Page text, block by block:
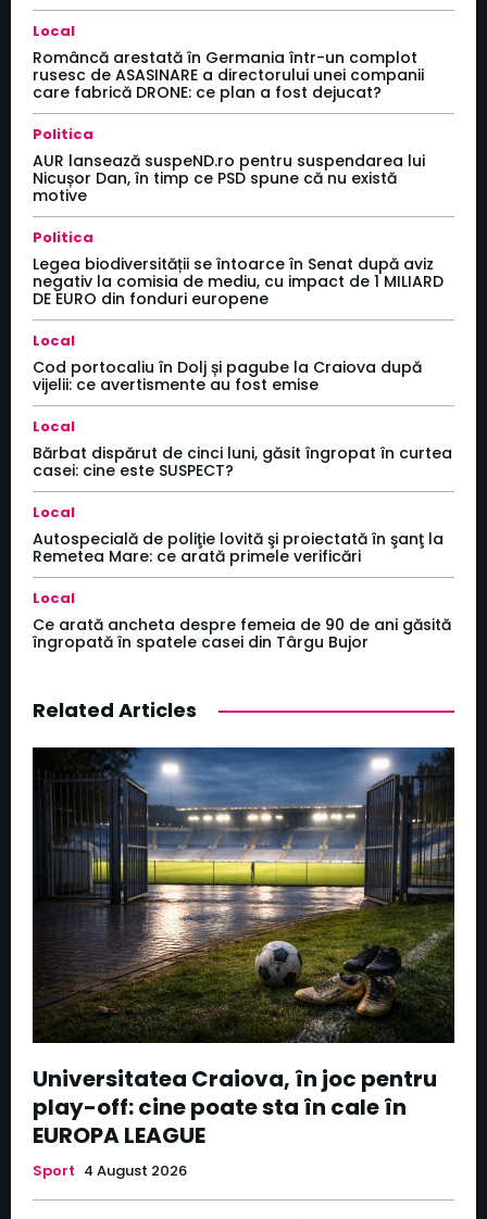
Local
Româncă arestată în Germania într-un complot
rusesc de ASASINARE a directorului unei companii
care fabrică DRONE: ce plan a fost dejucat?
Politica
AUR lansează suspeND.ro pentru suspendarea lui
Nicușor Dan, în timp ce PSD spune că nu există
motive
Politica
Legea biodiversității se întoarce în Senat după aviz
negativ la comisia de mediu, cu impact de 1 MILIARD
DE EURO din fonduri europene
Local
Cod portocaliu în Dolj și pagube la Craiova după
vijelii: ce avertismente au fost emise
Local
Bărbat dispărut de cinci luni, găsit îngropat în curtea
casei: cine este SUSPECT?
Local
Autospecială de poliţie lovită şi proiectată în şanţ la
Remetea Mare: ce arată primele verificări
Local
Ce arată ancheta despre femeia de 90 de ani găsită
îngropată în spatele casei din Târgu Bujor
Related Articles
Universitatea Craiova, în joc pentru
play-off: cine poate sta în cale în
EUROPA LEAGUE
Sport 4 August 2026